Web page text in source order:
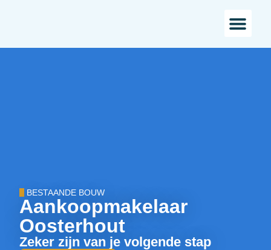
BESTAANDE BOUW
Aankoopmakelaar
Oosterhout
Zeker zijn van je volgende stap